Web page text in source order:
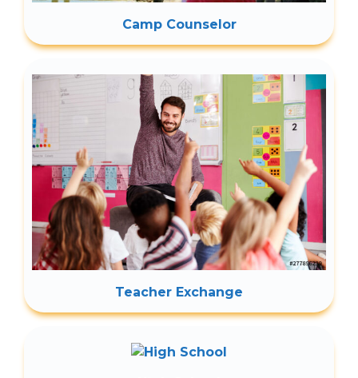
Camp Counselor
Teacher Exchange